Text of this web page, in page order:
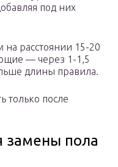
под них
расстоянии 15-20
— через 1-1,5
длины правила.
только после
замены пола